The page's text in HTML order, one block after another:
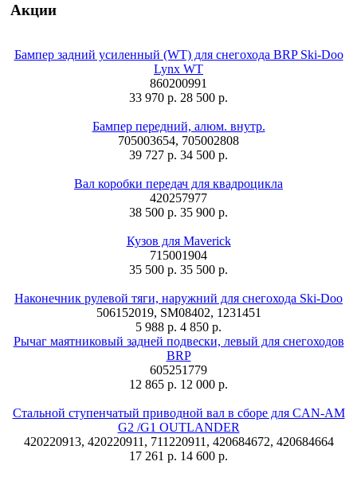
Акции
Бампер задний усиленный (WT) для снегохода BRP Ski-Doo
Lynx WT
860200991
33 970 р. 28 500 р.
Бампер передний, алюм. внутр.
705003654, 705002808
39 727 р. 34 500 р.
Вал коробки передач для квадроцикла
420257977
38 500 р. 35 900 р.
Кузов для Maverick
715001904
35 500 р. 35 500 р.
Наконечник рулевой тяги, наружний для снегохода Ski-Doo
506152019, SM08402, 1231451
5 988 р. 4 850 р.
Рычаг маятниковый задней подвески, левый для снегоходов
BRP
605251779
12 865 р. 12 000 р.
Стальной ступенчатый приводной вал в сборе для CAN-AM
G2 /G1 OUTLANDER
420220913, 420220911, 711220911, 420684672, 420684664
17 261 р. 14 600 р.